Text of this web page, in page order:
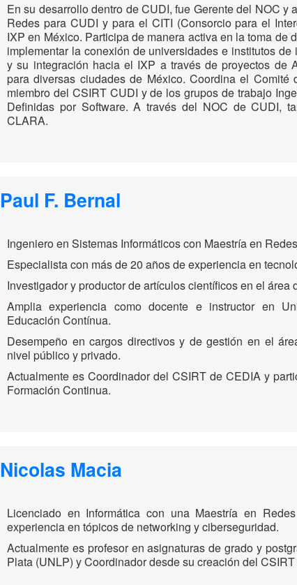
En su desarrollo dentro de CUDI, fue Gerente del NOC y
Redes para CUDI y para el CITI (Consorcio para el
IXP en México. Participa de manera activa en la toma de
implementar la conexión de universidades e institutos
y su integración hacia el IXP a través de proyectos de
para diversas ciudades de México. Coordina el
miembro del CSIRT CUDI y de los grupos de trabajo
Definidas por Software. A través del NOC de CUDI,
CLARA.
Paul F. Bernal
Ingeniero en Sistemas Informáticos con Maestría en
Especialista con más de 20 años de experiencia en
Investigador y productor de artículos científicos en el área
Amplia experiencia como docente e instructor en
Educación Contínua.
Desempeño en cargos directivos y de gestión en el
nivel público y privado.
Actualmente es Coordinador del CSIRT de CEDIA y
Formación Continua.
Nicolas Macia
Licenciado en Informática con una Maestría en
experiencia en tópicos de networking y ciberseguridad.
Actualmente es profesor en asignaturas de grado y
Plata (UNLP) y Coordinador desde su creación del